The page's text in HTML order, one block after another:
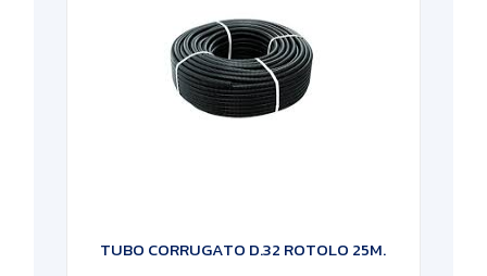
TUBO CORRUGATO D.32 ROTOLO 25M.